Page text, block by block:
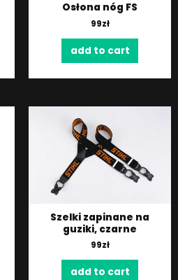
Osłona nóg FS
99zł
add to cart
Szelki zapinane na
guziki, czarne
99zł
add to cart